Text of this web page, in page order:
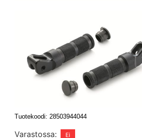
Tuotekoodi: 28503944044
Varastossa: